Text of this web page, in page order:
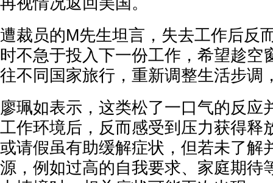
遭裁员的M先生坦言，失去工作后反
时不急于投入下一份工作，希望趁空
往不同国家旅行，重新调整生活步调
廖珮如表示，这类松了一口气的反应
工作环境后，反而感受到压力获得释
或请假虽有助缓解症状，但若未了解
源，例如过高的自我要求、家庭期待